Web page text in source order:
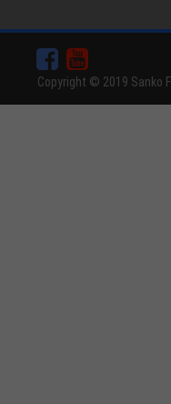
Copyright © 2019 Sanko